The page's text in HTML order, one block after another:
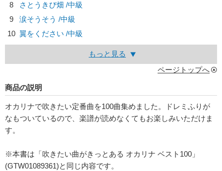
8
さとうきび畑 /中級
9
涙そうそう /中級
10 翼をください /中級
もっと見る
ページトップへ
商品の説明
オカリナで吹きたい定番曲を100曲集めました。ドレミふりが
なもついているので、楽譜が読めなくてもお楽しみいただけま
す。
※本書は「吹きたい曲がきっとある オカリナ ベスト100」
(GTW01089361)と同じ内容です。